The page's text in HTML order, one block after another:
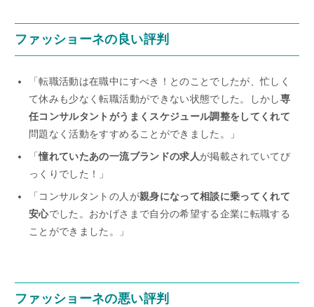
ファッショーネの良い評判
「転職活動は在職中にすべき！とのことでしたが、忙しく
て休みも少なく転職活動ができない状態でした。しかし専
任コンサルタントがうまくスケジュール調整をしてくれて
問題なく活動をすすめることができました。」
「憧れていたあの一流ブランドの求人が掲載されていてび
っくりでした！」
「コンサルタントの人が親身になって相談に乗ってくれて
安心でした。おかげさまで自分の希望する企業に転職する
ことができました。」
ファッショーネの悪い評判